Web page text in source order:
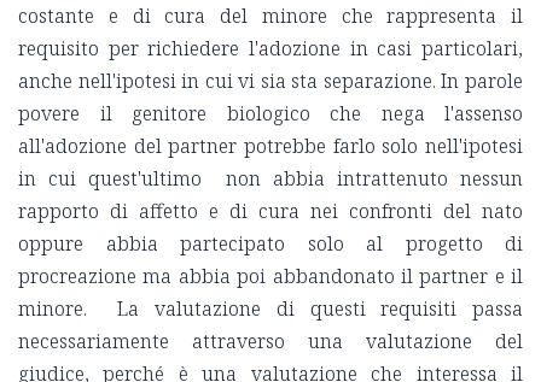
costante e di cura del minore che rappresenta il
requisito per richiedere l'adozione in casi particolari,
anche nell'ipotesi in cui vi sia sta separazione. In parole
povere il genitore biologico che nega l'assenso
all'adozione del partner potrebbe farlo solo nell'ipotesi
in cui quest'ultimo non abbia intrattenuto nessun
rapporto di affetto e di cura nei confronti del nato
oppure abbia partecipato solo al progetto di
procreazione ma abbia poi abbandonato il partner e il
minore. La valutazione di questi requisiti passa
necessariamente attraverso una valutazione del
giudice, perché è una valutazione che interessa il